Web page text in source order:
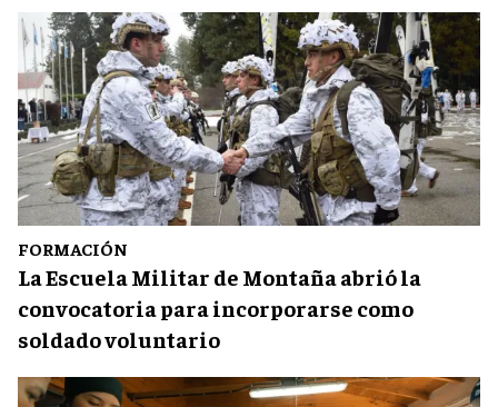
FORMACIÓN
La Escuela Militar de Montaña abrió la
convocatoria para incorporarse como
soldado voluntario